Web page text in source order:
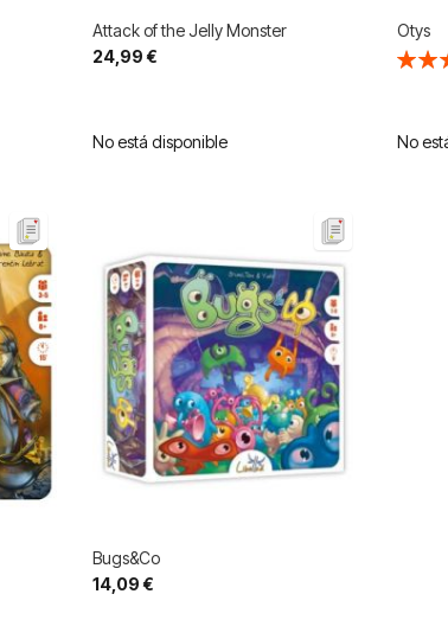
Attack of the Jelly Monster
24,99 €
No está disponible
Otys
No
Bugs&Co
14,09 €